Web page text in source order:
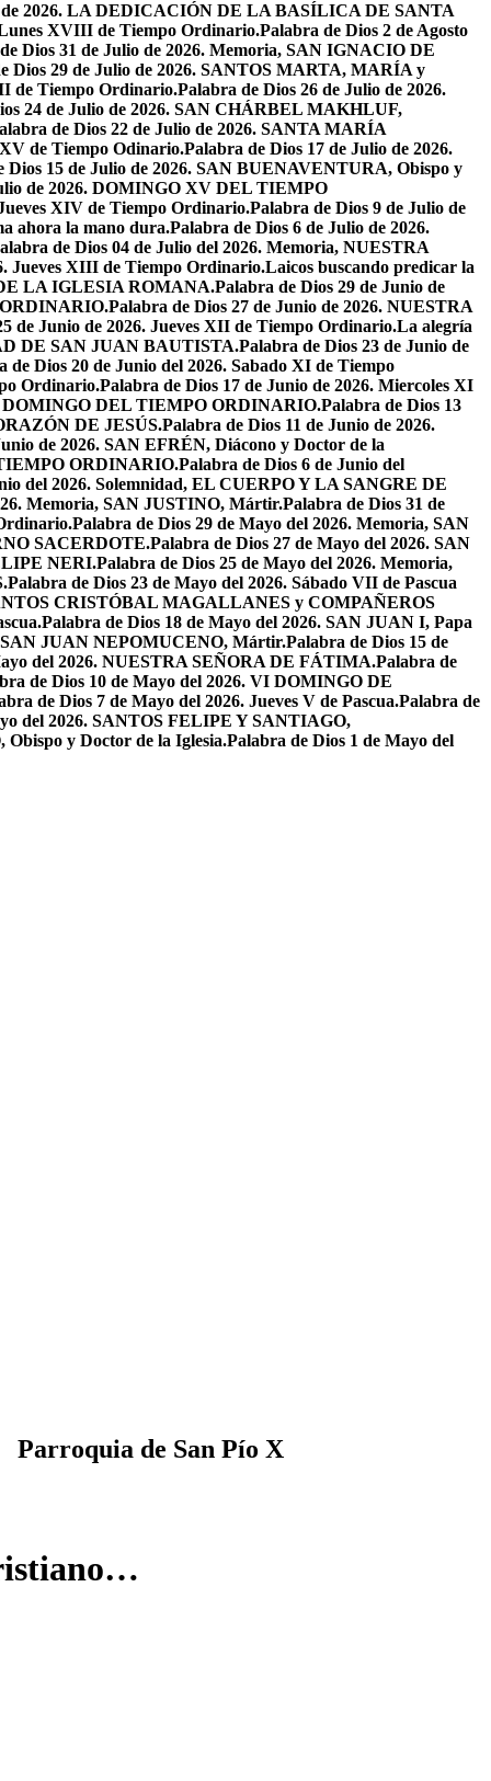
de 2026. LA DEDICACIÓN DE LA BASÍLICA DE SANTA
XVIII de Tiempo Ordinario.Palabra de Dios 2 de Agosto
Dios 31 de Julio de 2026. Memoria, SAN IGNACIO DE
Dios 29 de Julio de 2026. SANTOS MARTA, MARÍA y
de Tiempo Ordinario.Palabra de Dios 26 de Julio de 2026.
24 de Julio de 2026. SAN CHÁRBEL MAKHLUF,
de Dios 22 de Julio de 2026. SANTA MARÍA
de Tiempo Odinario.Palabra de Dios 17 de Julio de 2026.
Dios 15 de Julio de 2026. SAN BUENAVENTURA, Obispo y
de 2026. DOMINGO XV DEL TIEMPO
XIV de Tiempo Ordinario.Palabra de Dios 9 de Julio de
ahora la mano dura.Palabra de Dios 6 de Julio de 2026.
de Dios 04 de Julio del 2026. Memoria, NUESTRA
Jueves XIII de Tiempo Ordinario.Laicos buscando predicar la
LA IGLESIA ROMANA.Palabra de Dios 29 de Junio de
Palabra de Dios 27 de Junio de 2026. NUESTRA
de Junio de 2026. Jueves XII de Tiempo Ordinario.La alegría
DE SAN JUAN BAUTISTA.Palabra de Dios 23 de Junio de
de Dios 20 de Junio del 2026. Sabado XI de Tiempo
Ordinario.Palabra de Dios 17 de Junio de 2026. Miercoles XI
DOMINGO DEL TIEMPO ORDINARIO.Palabra de Dios 13
DE JESÚS.Palabra de Dios 11 de Junio de 2026.
de 2026. SAN EFRÉN, Diácono y Doctor de la
ORDINARIO.Palabra de Dios 6 de Junio del
del 2026. Solemnidad, EL CUERPO Y LA SANGRE DE
Memoria, SAN JUSTINO, Mártir.Palabra de Dios 31 de
Palabra de Dios 29 de Mayo del 2026. Memoria, SAN
SACERDOTE.Palabra de Dios 27 de Mayo del 2026. SAN
NERI.Palabra de Dios 25 de Mayo del 2026. Memoria,
Palabra de Dios 23 de Mayo del 2026. Sábado VII de Pascua
CRISTÓBAL MAGALLANES y COMPAÑEROS
Palabra de Dios 18 de Mayo del 2026. SAN JUAN I, Papa
SAN JUAN NEPOMUCENO, Mártir.Palabra de Dios 15 de
del 2026. NUESTRA SEÑORA DE FÁTIMA.Palabra de
de Dios 10 de Mayo del 2026. VI DOMINGO DE
de Dios 7 de Mayo del 2026. Jueves V de Pascua.Palabra de
del 2026. SANTOS FELIPE Y SANTIAGO,
y Doctor de la Iglesia.Palabra de Dios 1 de Mayo del
de San Pío X
Culto cristiano…